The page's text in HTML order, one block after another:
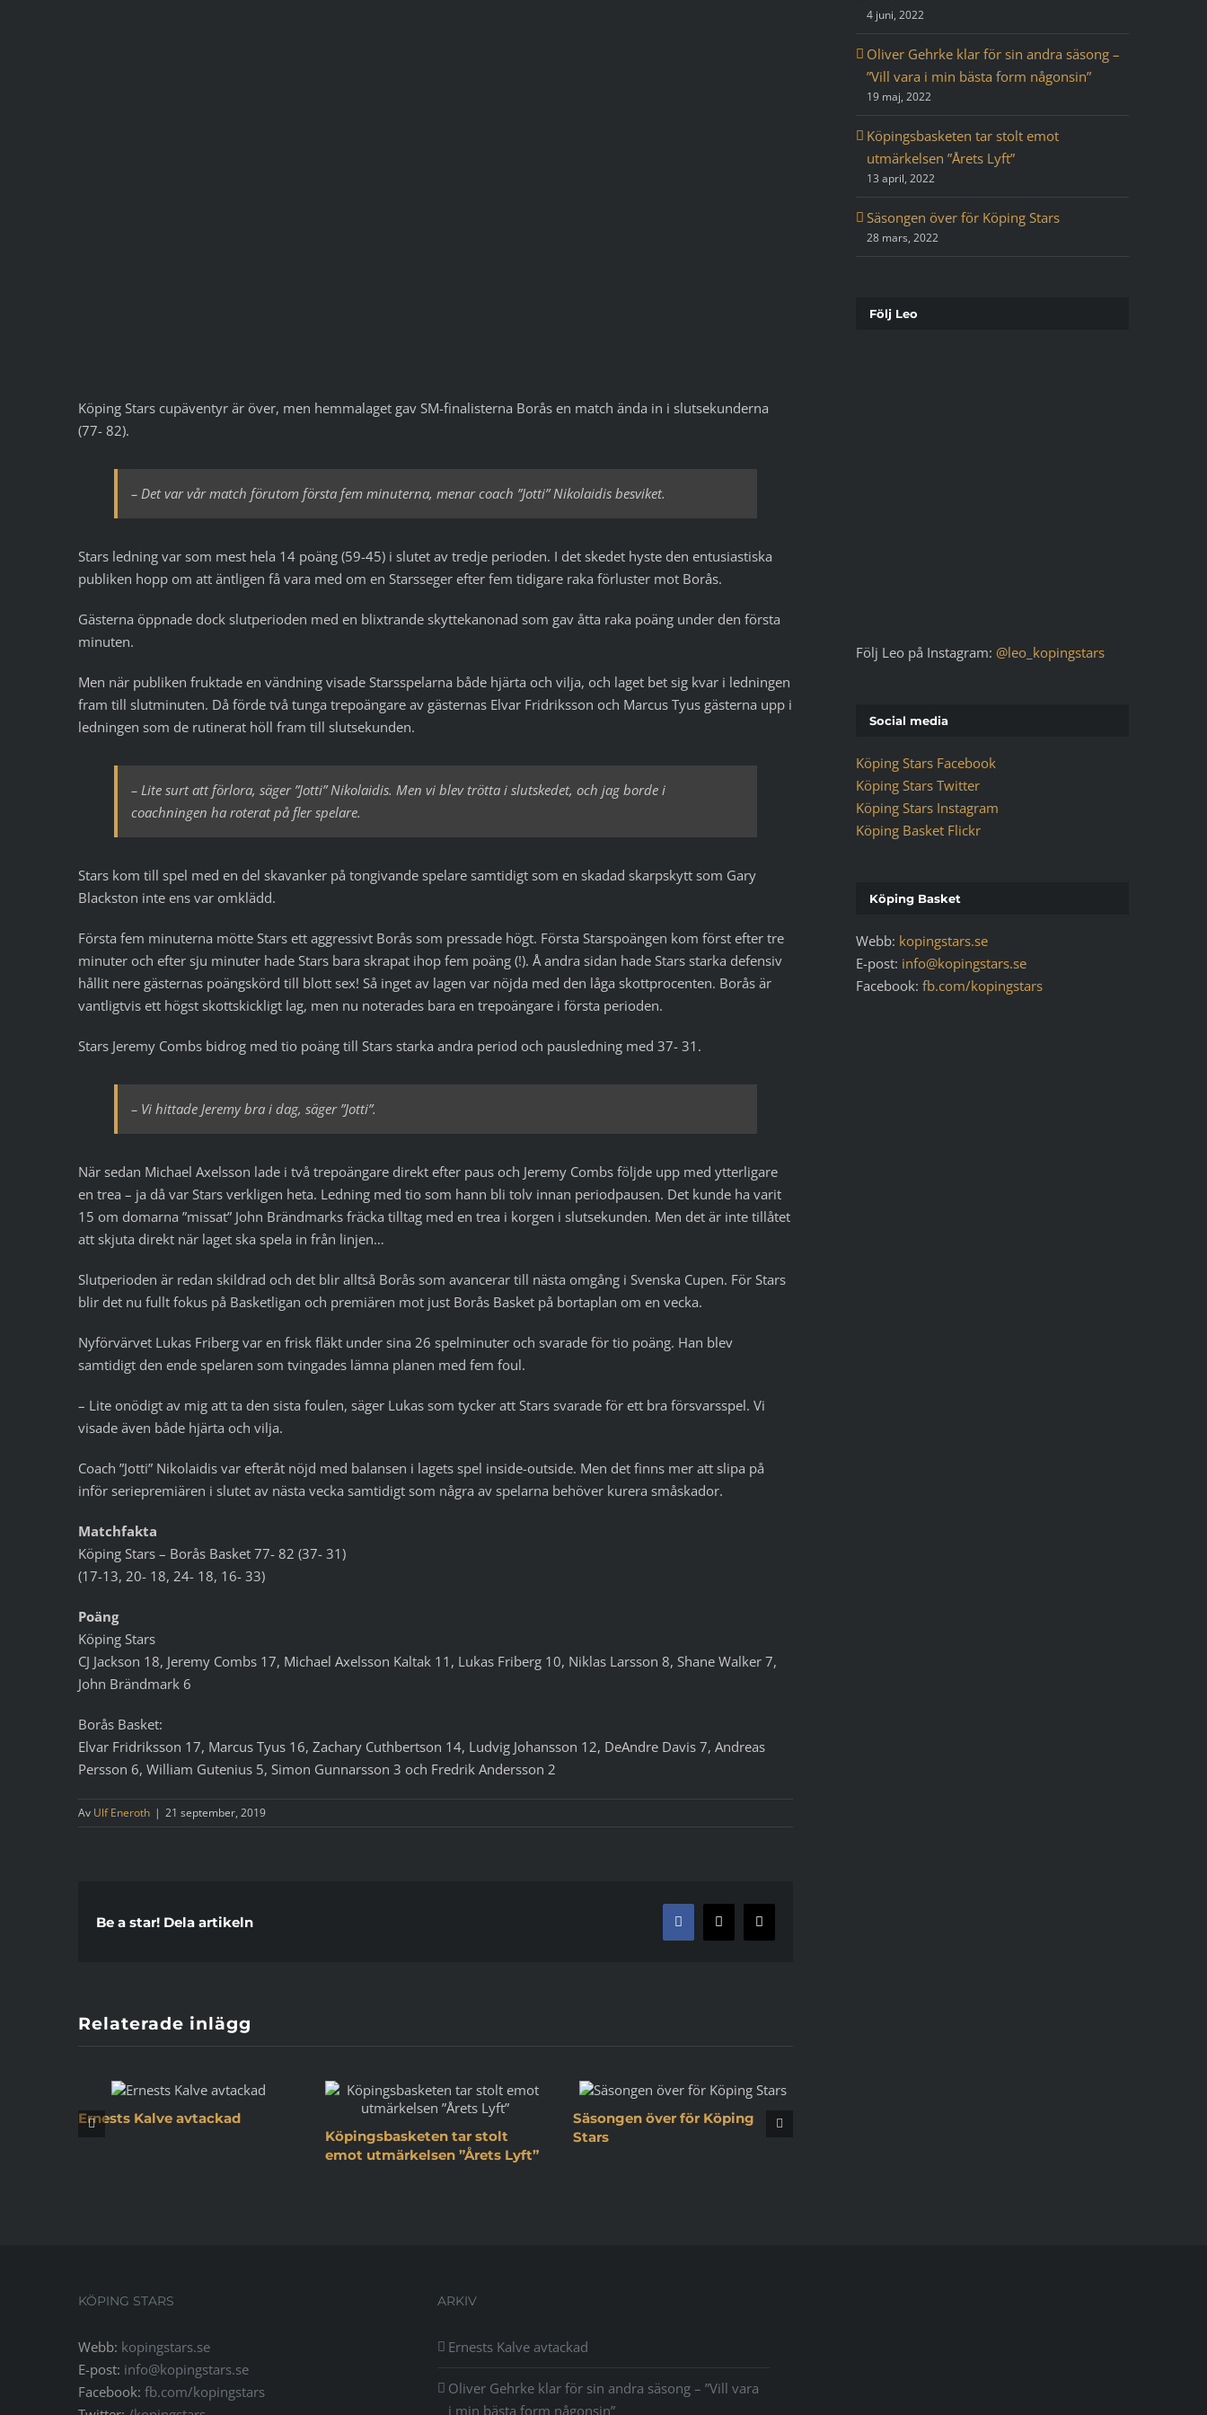
Köping Stars cupäventyr är över, men hemmalaget gav SM-finalisterna Borås en match ända in i slutsekunderna
(77- 82).
– Det var vår match förutom första fem minuterna, menar coach ”Jotti” Nikolaidis besviket.
Stars ledning var som mest hela 14 poäng (59-45) i slutet av tredje perioden. I det skedet hyste den entusiastiska
publiken hopp om att äntligen få vara med om en Starsseger efter fem tidigare raka förluster mot Borås.
Gästerna öppnade dock slutperioden med en blixtrande skyttekanonad som gav åtta raka poäng under den första
minuten.
Men när publiken fruktade en vändning visade Starsspelarna både hjärta och vilja, och laget bet sig kvar i ledningen
fram till slutminuten. Då förde två tunga trepoängare av gästernas Elvar Fridriksson och Marcus Tyus gästerna upp i
ledningen som de rutinerat höll fram till slutsekunden.
– Lite surt att förlora, säger ”Jotti” Nikolaidis. Men vi blev trötta i slutskedet, och jag borde i
coachningen ha roterat på fler spelare.
Stars kom till spel med en del skavanker på tongivande spelare samtidigt som en skadad skarpskytt som Gary
Blackston inte ens var omklädd.
Första fem minuterna mötte Stars ett aggressivt Borås som pressade högt. Första Starspoängen kom först efter tre
minuter och efter sju minuter hade Stars bara skrapat ihop fem poäng (!). Å andra sidan hade Stars starka defensiv
hållit nere gästernas poängskörd till blott sex! Så inget av lagen var nöjda med den låga skottprocenten. Borås är
vantligtvis ett högst skottskickligt lag, men nu noterades bara en trepoängare i första perioden.
Stars Jeremy Combs bidrog med tio poäng till Stars starka andra period och pausledning med 37- 31.
– Vi hittade Jeremy bra i dag, säger ”Jotti”.
När sedan Michael Axelsson lade i två trepoängare direkt efter paus och Jeremy Combs följde upp med ytterligare
en trea – ja då var Stars verkligen heta. Ledning med tio som hann bli tolv innan periodpausen. Det kunde ha varit
15 om domarna ”missat” John Brändmarks fräcka tilltag med en trea i korgen i slutsekunden. Men det är inte tillåtet
att skjuta direkt när laget ska spela in från linjen…
Slutperioden är redan skildrad och det blir alltså Borås som avancerar till nästa omgång i Svenska Cupen. För Stars
blir det nu fullt fokus på Basketligan och premiären mot just Borås Basket på bortaplan om en vecka.
Nyförvärvet Lukas Friberg var en frisk fläkt under sina 26 spelminuter och svarade för tio poäng. Han blev
samtidigt den ende spelaren som tvingades lämna planen med fem foul.
– Lite onödigt av mig att ta den sista foulen, säger Lukas som tycker att Stars svarade för ett bra försvarsspel. Vi
visade även både hjärta och vilja.
Coach ”Jotti” Nikolaidis var efteråt nöjd med balansen i lagets spel inside-outside. Men det finns mer att slipa på
inför seriepremiären i slutet av nästa vecka samtidigt som några av spelarna behöver kurera småskador.
Matchfakta
Köping Stars – Borås Basket 77- 82 (37- 31)
(17-13, 20- 18, 24- 18, 16- 33)
Poäng
Köping Stars
CJ Jackson 18, Jeremy Combs 17, Michael Axelsson Kaltak 11, Lukas Friberg 10, Niklas Larsson 8, Shane Walker 7,
John Brändmark 6
Borås Basket:
Elvar Fridriksson 17, Marcus Tyus 16, Zachary Cuthbertson 14, Ludvig Johansson 12, DeAndre Davis 7, Andreas
Persson 6, William Gutenius 5, Simon Gunnarsson 3 och Fredrik Andersson 2
Av Ulf Eneroth | 21 september, 2019
Be a star! Dela artikeln Facebook
X
E-
post
Relaterade inlägg
Ernests Kalve avtackad
Köpingsbasketen tar stolt
emot utmärkelsen ”Årets Lyft”
Säsongen över för Köping
Stars
4 juni, 2022
Oliver Gehrke klar för sin andra säsong –
”Vill vara i min bästa form någonsin”
19 maj, 2022
Köpingsbasketen tar stolt emot
utmärkelsen ”Årets Lyft”
13 april, 2022
Säsongen över för Köping Stars
28 mars, 2022
Följ Leo
Följ Leo på Instagram: @leo_kopingstars
Social media
Köping Stars Facebook
Köping Stars Twitter
Köping Stars Instagram
Köping Basket Flickr
Köping Basket
Webb: kopingstars.se
E-post: info@kopingstars.se
Facebook: fb.com/kopingstars
KÖPING STARS
Webb: kopingstars.se
E-post: info@kopingstars.se
Facebook: fb.com/kopingstars
ARKIV
Ernests Kalve avtackad
Oliver Gehrke klar för sin andra säsong – ”Vill vara
i min bästa form någonsin”